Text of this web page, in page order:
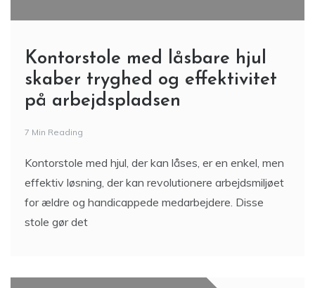
Kontorstole med låsbare hjul
skaber tryghed og effektivitet
på arbejdspladsen
7 Min Reading
Kontorstole med hjul, der kan låses, er en enkel, men
effektiv løsning, der kan revolutionere arbejdsmiljøet
for ældre og handicappede medarbejdere. Disse
stole gør det